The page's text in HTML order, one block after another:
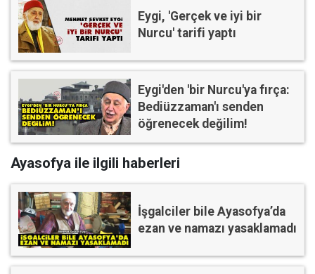
Eygi, 'Gerçek ve iyi bir
Nurcu' tarifi yaptı
Eygi'den 'bir Nurcu'ya fırça:
Bediüzzaman'ı senden
öğrenecek değilim!
Ayasofya ile ilgili haberleri
İşgalciler bile Ayasofya’da
ezan ve namazı yasaklamadı